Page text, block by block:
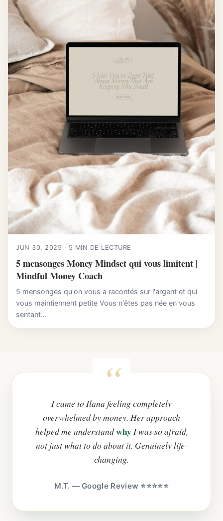
JUN 30, 2025 · 5 MIN DE LECTURE
5 mensonges Money Mindset qui vous limitent |
Mindful Money Coach
5 mensonges qu'on vous a racontés sur l'argent et qui
vous maintiennent petite Vous n'êtes pas née en vous
sentant...
I came to Ilana feeling completely
overwhelmed by money. Her approach
helped me understandwhyI was so afraid,
not just what to do about it. Genuinely life-
changing.
M.T. — Google Review ⭐⭐⭐⭐⭐